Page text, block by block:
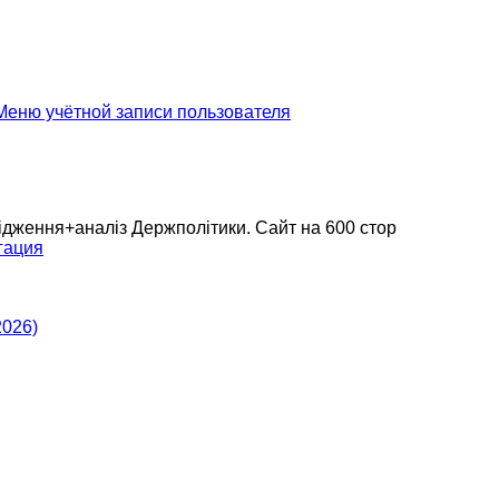
учётной записи пользователя
Держполітики. Сайт на 600 стор